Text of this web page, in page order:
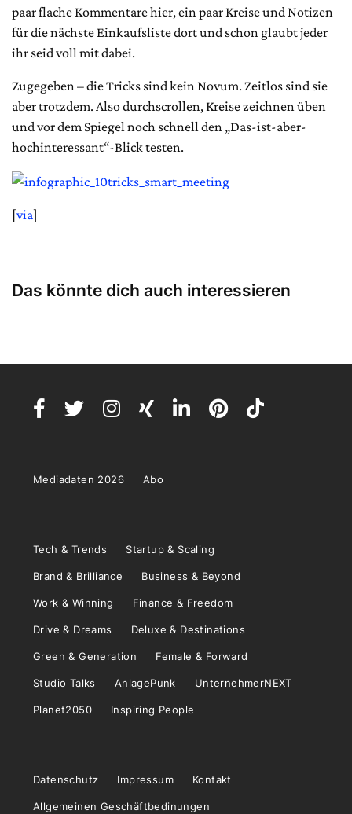
paar flache Kommentare hier, ein paar Kreise und Notizen
für die nächste Einkaufsliste dort und schon glaubt jeder
ihr seid voll mit dabei.
Zugegeben – die Tricks sind kein Novum. Zeitlos sind sie
aber trotzdem. Also durchscrollen, Kreise zeichnen üben
und vor dem Spiegel noch schnell den „Das-ist-aber-
hochinteressant“-Blick testen.
[via]
Das könnte dich auch interessieren
Mediadaten 2026 Abo
Tech & Trends Startup & Scaling
Brand & Brilliance Business & Beyond
Work & Winning Finance & Freedom
Drive & Dreams Deluxe & Destinations
Green & Generation Female & Forward
Studio Talks AnlagePunk UnternehmerNEXT
Planet2050 Inspiring People
Datenschutz Impressum Kontakt
Allgemeinen Geschäftbedinungen